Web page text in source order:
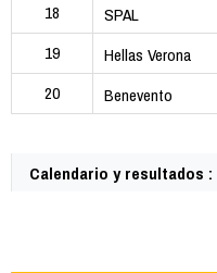
18
SPAL
19
Hellas Verona
20
Benevento
Calendario y resultados :